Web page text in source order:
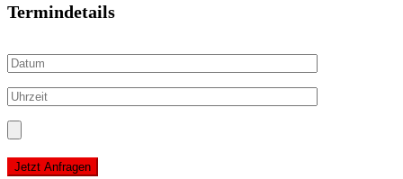
Termindetails
Jetzt Anfragen